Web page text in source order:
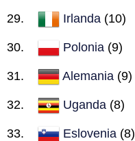
Irlanda (10)
Polonia (9)
Alemania (9)
Uganda (8)
Eslovenia (8)